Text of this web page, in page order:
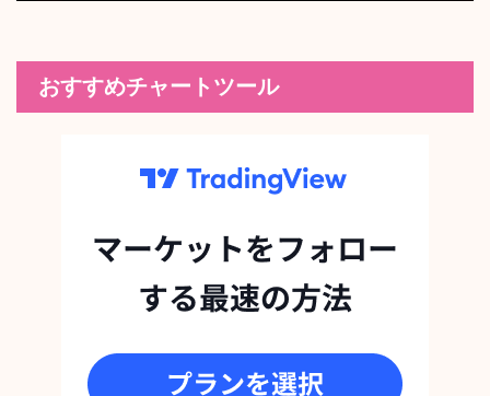
おすすめチャートツール